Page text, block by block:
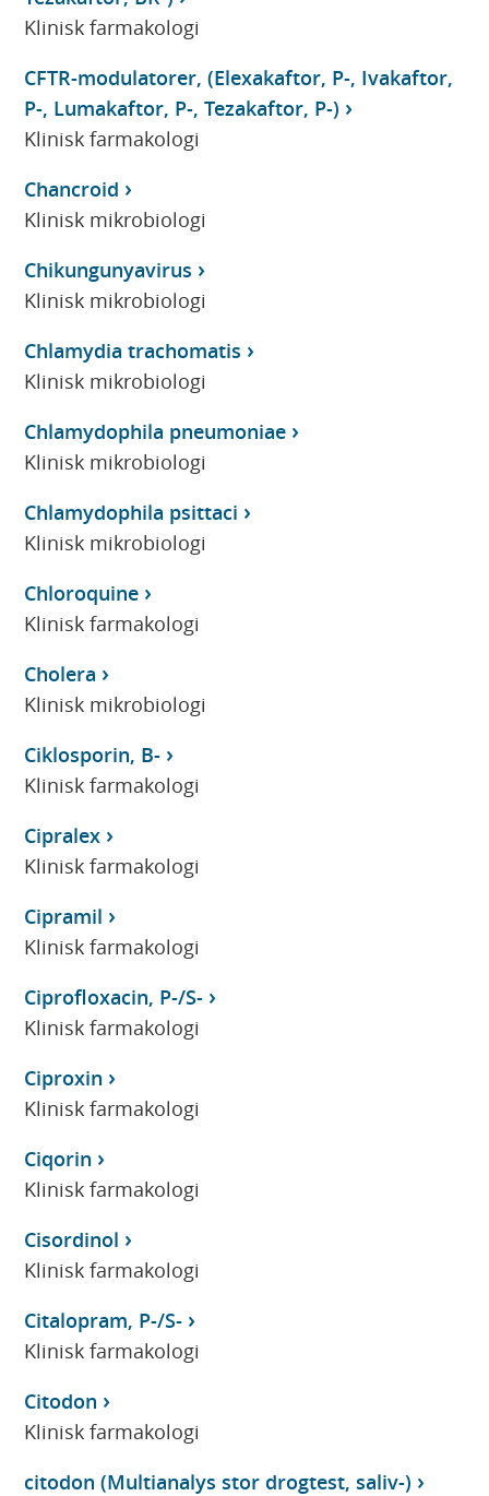
Klinisk farmakologi
CFTR-modulatorer, (Elexakaftor, P-, Ivakaftor,
P-, Lumakaftor, P-, Tezakaftor, P-)
Klinisk farmakologi
Chancroid
Klinisk mikrobiologi
Chikungunyavirus
Klinisk mikrobiologi
Chlamydia trachomatis
Klinisk mikrobiologi
Chlamydophila pneumoniae
Klinisk mikrobiologi
Chlamydophila psittaci
Klinisk mikrobiologi
Chloroquine
Klinisk farmakologi
Cholera
Klinisk mikrobiologi
Ciklosporin, B-
Klinisk farmakologi
Cipralex
Klinisk farmakologi
Cipramil
Klinisk farmakologi
Ciprofloxacin, P-/S-
Klinisk farmakologi
Ciproxin
Klinisk farmakologi
Ciqorin
Klinisk farmakologi
Cisordinol
Klinisk farmakologi
Citalopram, P-/S-
Klinisk farmakologi
Citodon
Klinisk farmakologi
citodon (Multianalys stor drogtest, saliv-)